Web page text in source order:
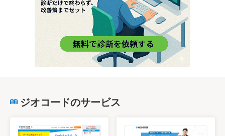
ジオコードのサービス